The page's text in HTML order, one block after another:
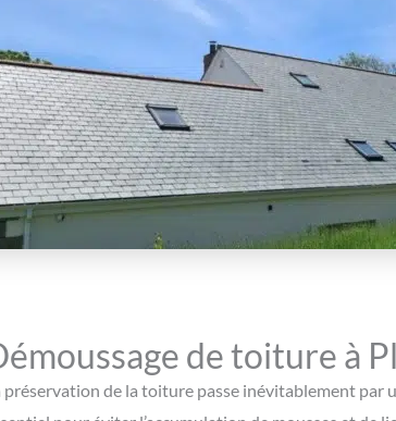
de toiture à
préservation de la toiture passe inévitablement par